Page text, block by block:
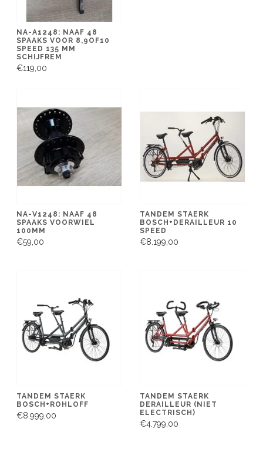
NA-A1248: NAAF 48
SPAAKS VOOR 8,9OF10
SPEED 135 MM
SCHIJFREM
€119,00
NA-V1248: NAAF 48
SPAAKS VOORWIEL
100MM
€59,00
TANDEM STAERK
BOSCH+DERAILLEUR 10
SPEED
€8.199,00
TANDEM STAERK
BOSCH+ROHLOFF
€8.999,00
TANDEM STAERK
DERAILLEUR (NIET
ELECTRISCH)
€4.799,00